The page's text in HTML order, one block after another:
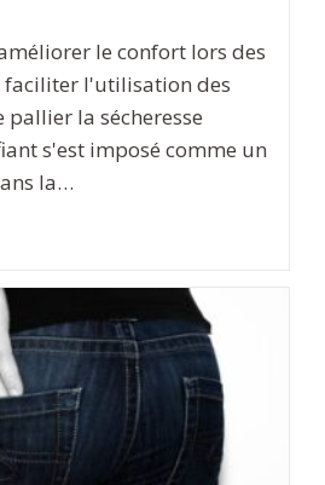
le confort lors des
faciliter l'utilisation des
pallier la sécheresse
s'est imposé comme un
la…